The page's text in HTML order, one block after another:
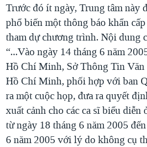
Trước đó ít ngày, Trung tâm này
phổ biến một thông báo khẩn
tham dự chương trình. Nội dung
“...Vào ngày 14 tháng 6 năm
Hồ Chí Minh, Sở Thông Tin Văn
Hồ Chí Minh, phối hợp với ban
ra một cuộc họp, đưa ra quyết
xuất cảnh cho các ca sĩ biểu diễn
từ ngày 18 tháng 6 năm 2005
6 năm 2005 với lý do không cụ